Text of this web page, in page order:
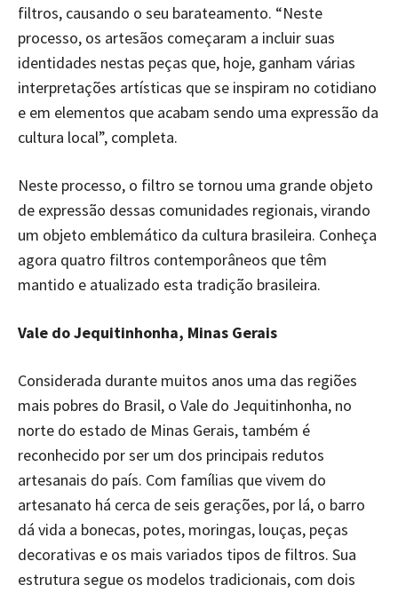
filtros, causando o seu barateamento. “Neste
processo, os artesãos começaram a incluir suas
identidades nestas peças que, hoje, ganham várias
interpretações artísticas que se inspiram no cotidiano
e em elementos que acabam sendo uma expressão da
cultura local”, completa.
Neste processo, o filtro se tornou uma grande objeto
de expressão dessas comunidades regionais, virando
um objeto emblemático da cultura brasileira. Conheça
agora quatro filtros contemporâneos que têm
mantido e atualizado esta tradição brasileira.
Vale do Jequitinhonha, Minas Gerais
Considerada durante muitos anos uma das regiões
mais pobres do Brasil, o Vale do Jequitinhonha, no
norte do estado de Minas Gerais, também é
reconhecido por ser um dos principais redutos
artesanais do país. Com famílias que vivem do
artesanato há cerca de seis gerações, por lá, o barro
dá vida a bonecas, potes, moringas, louças, peças
decorativas e os mais variados tipos de filtros. Sua
estrutura segue os modelos tradicionais, com dois